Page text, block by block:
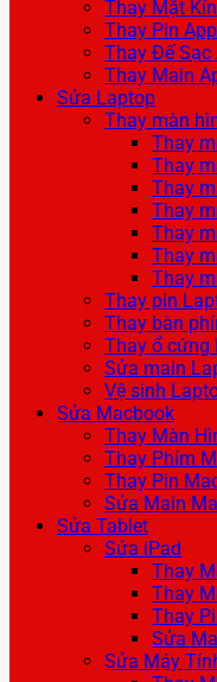
Thay Mặt
Thay Pin
Thay Đế Sạc
Thay Main
Sửa Laptop
Thay màn
Thay
Thay
Thay
Thay
Thay
Thay
Thay
Thay pin
Thay bàn
Thay ổ cứng
Sửa main
Vệ sinh
Sửa Macbook
Thay Màn
Thay Phím
Thay Pin
Sửa Main
Sửa Tablet
Sửa iPad
Thay
Thay
Thay
Sửa
Sửa Máy